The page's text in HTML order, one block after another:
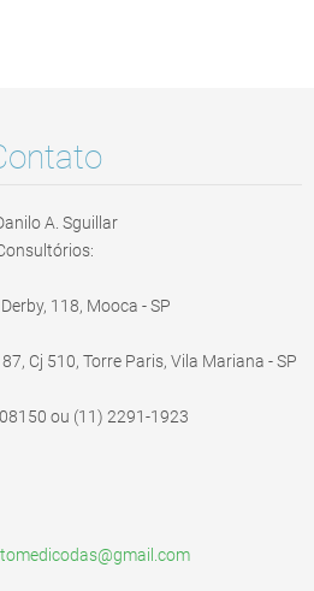
A. Sguillar
118, Mooca - SP
Cj 510, Torre Paris, Vila Mariana - SP
ou (11) 2291-1923
dicodas@gmail.com